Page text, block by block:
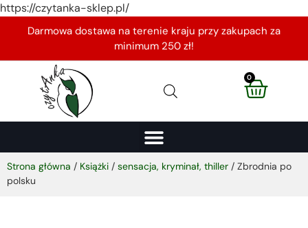
https://czytanka-sklep.pl/
Darmowa dostawa na terenie kraju przy zakupach za
minimum 250 zł!
0
Strona główna / Książki / sensacja, kryminał, thiller / Zbrodnia po
polsku